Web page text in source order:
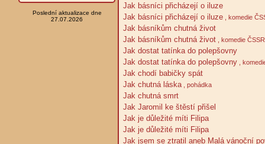
Poslední aktualizace dne
27.07.2026
Jak básníci přicházejí o iluze
Jak básníci přicházejí o iluze , komedie
Jak básníkům chutná život
Jak básníkům chutná život , komedie
Jak dostat tatínka do polepšovny
Jak dostat tatínka do polepšovny ,
Jak chodí babičky spát
Jak chutná láska , pohádka
Jak chutná smrt
Jak Jaromil ke štěstí přišel
Jak je důležité míti Filipa
Jak je důležité míti Filipa
Jak jsem se ztratil aneb Malá vánoční